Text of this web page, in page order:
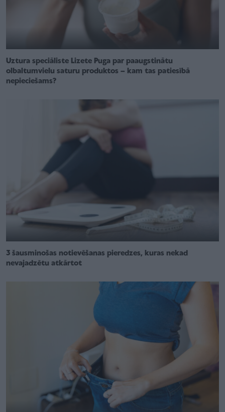
Uztura speciāliste Lizete Puga par paaugstinātu
olbaltumvielu saturu produktos – kam tas patiesībā
nepieciešams?
3 šausminošas notievēšanas pieredzes, kuras nekad
nevajadzētu atkārtot